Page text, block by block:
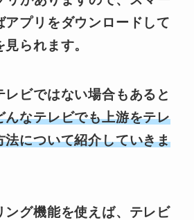
アプリをダウンロードして
られます。
レビではない場合もあると
んなテレビでも上游をテレ
法について紹介していきま
ング機能を使えば、テレビ